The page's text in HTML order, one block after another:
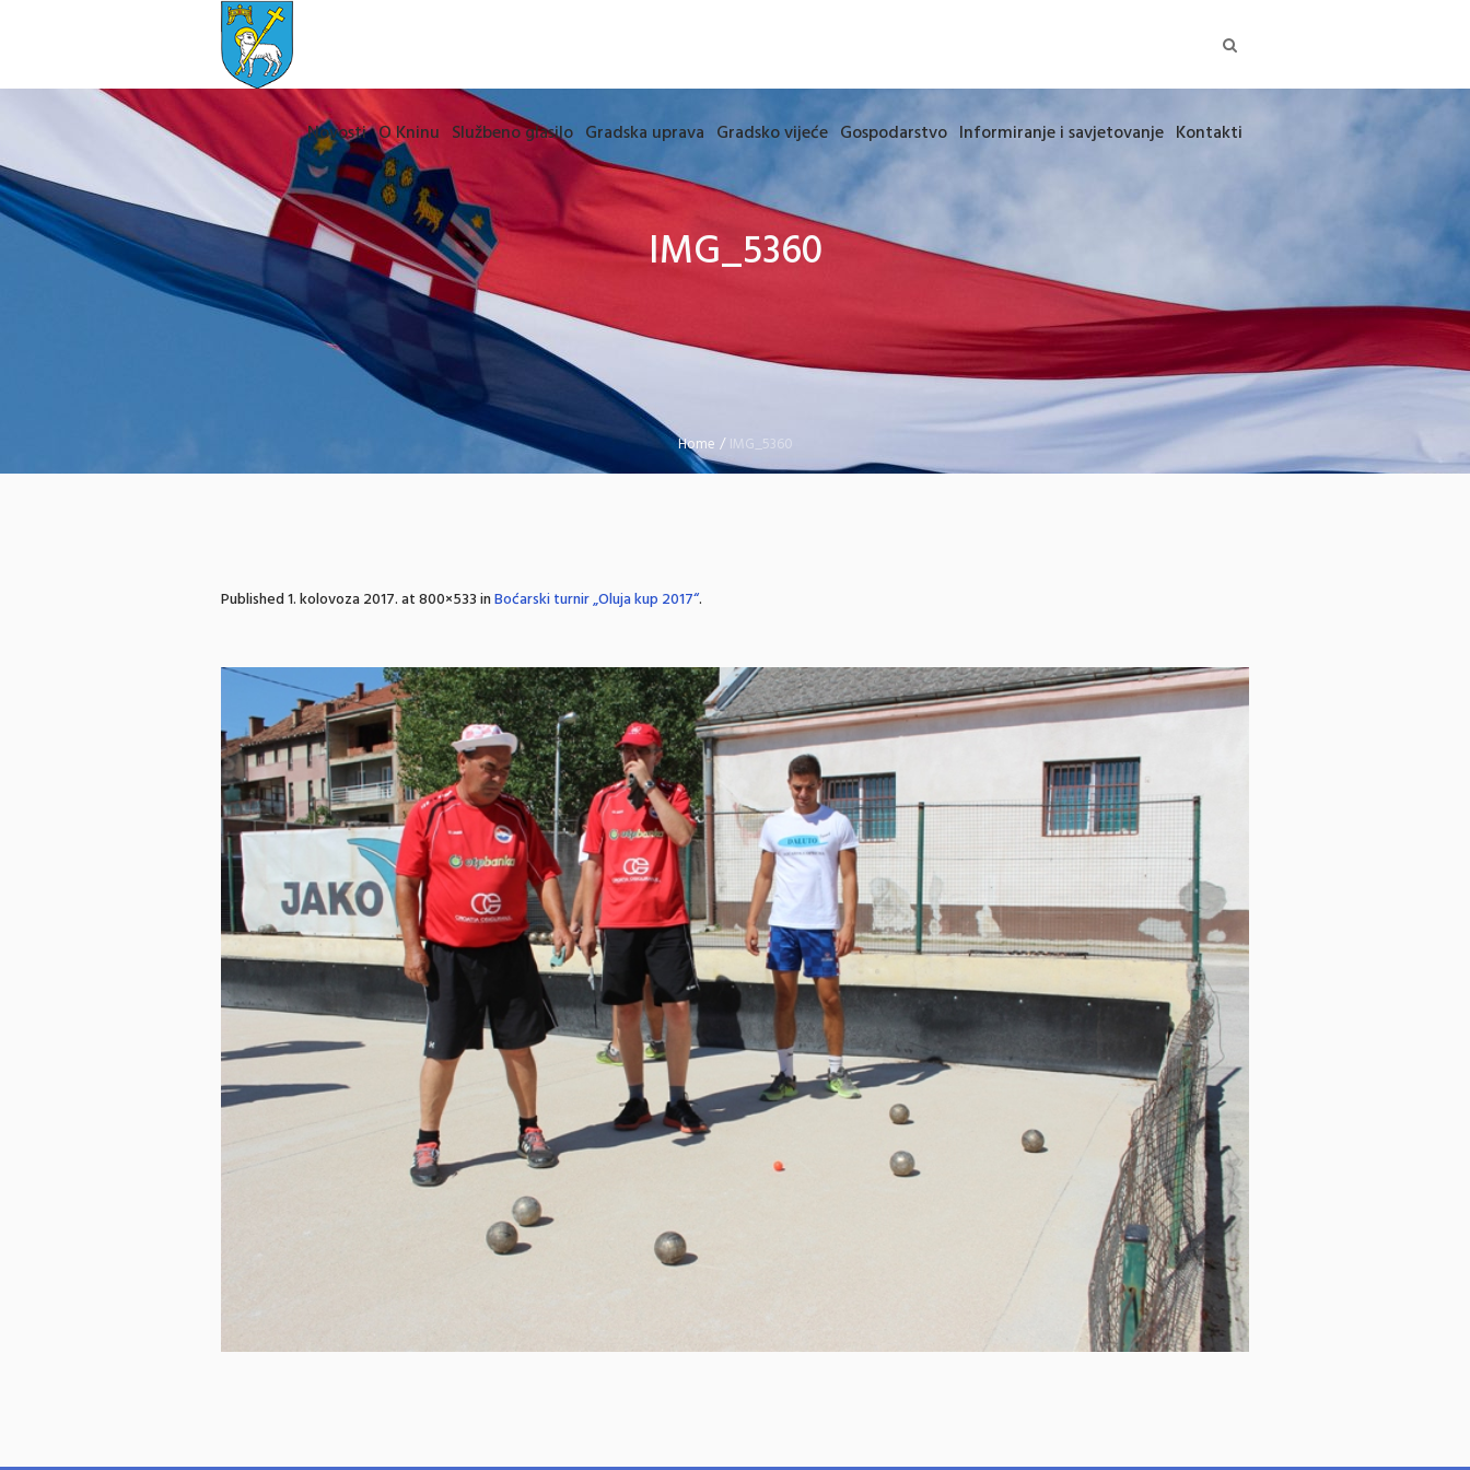
Novosti O Kninu Službeno glasilo Gradska uprava Gradsko vijeće Gospodarstvo Informiranje i savjetovanje Kontakti
IMG_5360
Home /IMG_5360
Published1. kolovoza 2017.at 800×533 inBoćarski turnir „Oluja kup 2017“.